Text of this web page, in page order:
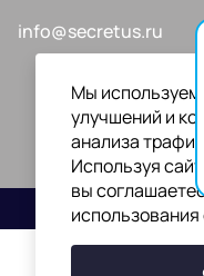
info@secretus.ru
Мы используем
улучшений и
анализа
Используя сайт
вы